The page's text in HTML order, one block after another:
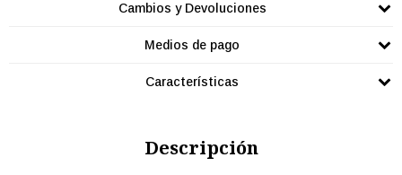
Cambios y Devoluciones
Medios de pago
Características
Descripción